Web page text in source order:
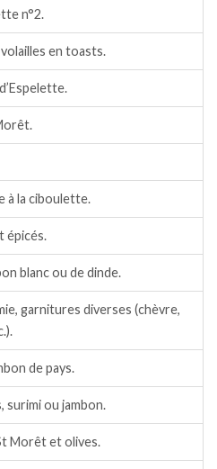
n°2.
en toasts.
à la ciboulette.
épicés.
blanc ou de dinde.
garnitures diverses (chèvre,
de pays.
surimi ou jambon.
Morêt et olives.